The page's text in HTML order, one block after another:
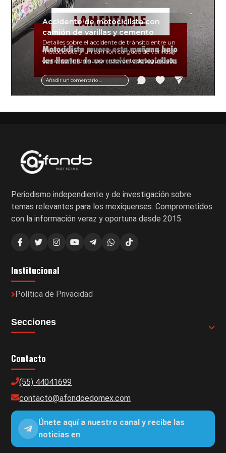
Añadir un comentario ...
Accidente de motociclista con
camión de varillas y cemento
Detalles sobre el accidente de tránsito entre un
motociclista y un camión cargado de varillas y
cemento. Información relevante de seguridad
vial y recomendaciones para motociclistas.
Periodismo independiente y de investigación sobre
temas relevantes para los mexiquenses. Comprometidos
con la información veraz y oportuna desde 2015.
Institucional
Política de Privacidad
Secciones
Contacto
(55) 44041699
contacto@afondoedomex.com
Únete aquí a nuestro canal y recibe las
noticias en